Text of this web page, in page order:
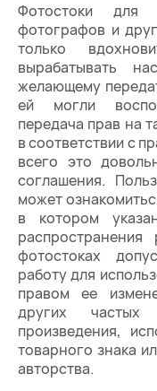
Фотостоки для
фотографов и
только
вырабатывать
желающему
ей могли
передача прав на
в соответствии с
всего это
соглашения.
может
в котором
фотостоках
работу для
правом ее
других
произведения,
товарного знака
авторства.